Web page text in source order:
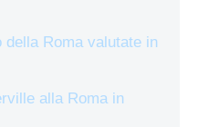
della Roma valutate in
alla Roma in